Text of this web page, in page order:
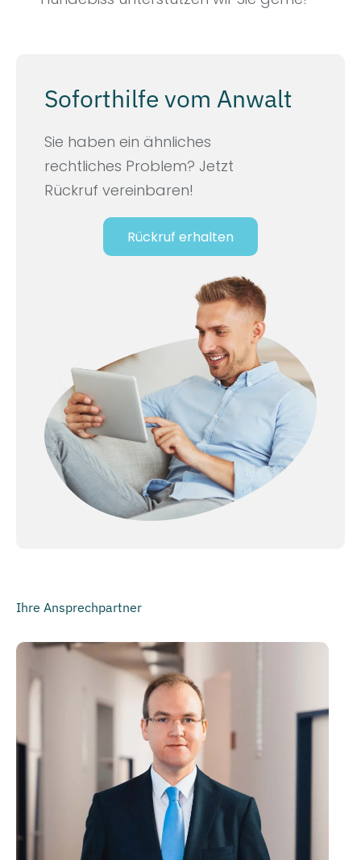
Soforthilfe vom Anwalt
Sie haben ein ähnliches
rechtliches Problem? Jetzt
Rückruf vereinbaren!
Rückruf erhalten
Ihre Ansprechpartner